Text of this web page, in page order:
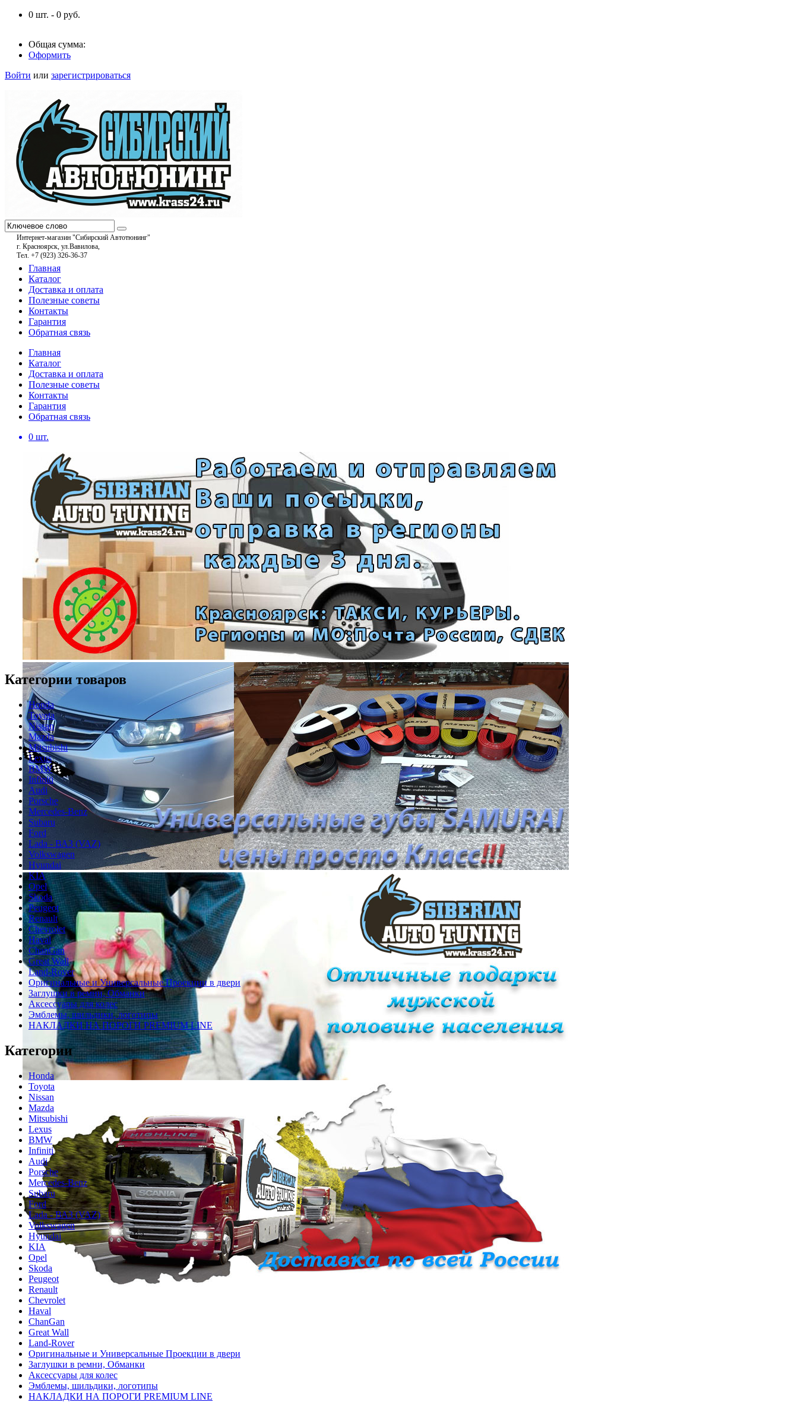
0 шт. - 0 руб.
Общая сумма:
Оформить
Войти или зарегистрироваться
Интернет-магазин "Сибирский Автотюнинг"
г. Красноярск, ул.Вавилова,
Тел. +7 (923) 326-36-37
Главная
Каталог
Доставка и оплата
Полезные советы
Контакты
Гарантия
Обратная связь
Главная
Каталог
Доставка и оплата
Полезные советы
Контакты
Гарантия
Обратная связь
0 шт.
Категории товаров
Honda
Toyota
Nissan
Mazda
Mitsubishi
Lexus
BMW
Infiniti
Audi
Porsche
Mercedes-Benz
Subaru
Ford
Lada - ВАЗ (VAZ)
Volkswagen
Hyundai
KIA
Opel
Skoda
Peugeot
Renault
Chevrolet
Haval
ChanGan
Great Wall
Land-Rover
Оригинальные и Универсальные Проекции в двери
Заглушки в ремни, Обманки
Аксессуары для колес
Эмблемы, шильдики, логотипы
НАКЛАДКИ НА ПОРОГИ PREMIUM LINE
Категории
Honda
Toyota
Nissan
Mazda
Mitsubishi
Lexus
BMW
Infiniti
Audi
Porsche
Mercedes-Benz
Subaru
Ford
Lada - ВАЗ (VAZ)
Volkswagen
Hyundai
KIA
Opel
Skoda
Peugeot
Renault
Chevrolet
Haval
ChanGan
Great Wall
Land-Rover
Оригинальные и Универсальные Проекции в двери
Заглушки в ремни, Обманки
Аксессуары для колес
Эмблемы, шильдики, логотипы
НАКЛАДКИ НА ПОРОГИ PREMIUM LINE